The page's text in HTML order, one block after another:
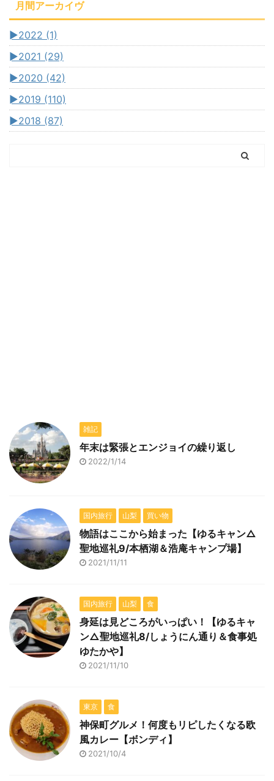
月間アーカイヴ
►2022 (1)
►2021 (29)
►2020 (42)
►2019 (110)
►2018 (87)
雑記
年末は緊張とエンジョイの繰り返し
2022/1/14
国内旅行 山梨 買い物
物語はここから始まった【ゆるキャン△
聖地巡礼9/本栖湖＆浩庵キャンプ場】
2021/11/11
国内旅行 山梨 食
身延は見どころがいっぱい！【ゆるキャ
ン△聖地巡礼8/しょうにん通り＆食事処
ゆたかや】
2021/11/10
東京 食
神保町グルメ！何度もリピしたくなる欧
風カレー【ボンディ】
2021/10/4